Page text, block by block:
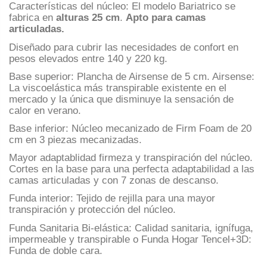
Características del núcleo: El modelo Bariatrico se
fabrica en alturas 25 cm. Apto para camas
articuladas.
Diseñado para cubrir las necesidades de confort en
pesos elevados entre 140 y 220 kg.
Base superior: Plancha de Airsense de 5 cm. Airsense:
La viscoelástica más transpirable existente en el
mercado y la única que disminuye la sensación de
calor en verano.
Base inferior: Núcleo mecanizado de Firm Foam de 20
cm en 3 piezas mecanizadas.
Mayor adaptablidad firmeza y transpiración del núcleo.
Cortes en la base para una perfecta adaptabilidad a las
camas articuladas y con 7 zonas de descanso.
Funda interior: Tejido de rejilla para una mayor
transpiración y protección del núcleo.
Funda Sanitaria Bi-elástica: Calidad sanitaria, ignífuga,
impermeable y transpirable o Funda Hogar Tencel+3D:
Funda de doble cara.